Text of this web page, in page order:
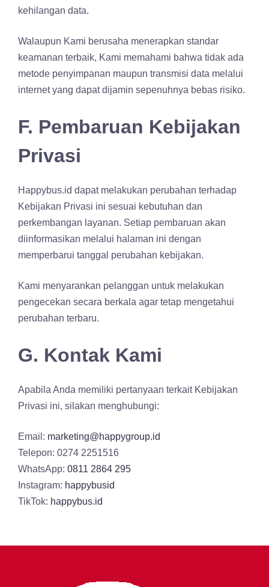
kehilangan data.
Walaupun Kami berusaha menerapkan standar
keamanan terbaik, Kami memahami bahwa tidak ada
metode penyimpanan maupun transmisi data melalui
internet yang dapat dijamin sepenuhnya bebas risiko.
F. Pembaruan Kebijakan
Privasi
Happybus.id dapat melakukan perubahan terhadap
Kebijakan Privasi ini sesuai kebutuhan dan
perkembangan layanan. Setiap pembaruan akan
diinformasikan melalui halaman ini dengan
memperbarui tanggal perubahan kebijakan.
Kami menyarankan pelanggan untuk melakukan
pengecekan secara berkala agar tetap mengetahui
perubahan terbaru.
G. Kontak Kami
Apabila Anda memiliki pertanyaan terkait Kebijakan
Privasi ini, silakan menghubungi:
Email: marketing@happygroup.id
Telepon: 0274 2251516
WhatsApp: 0811 2864 295
Instagram: happybusid
TikTok: happybus.id